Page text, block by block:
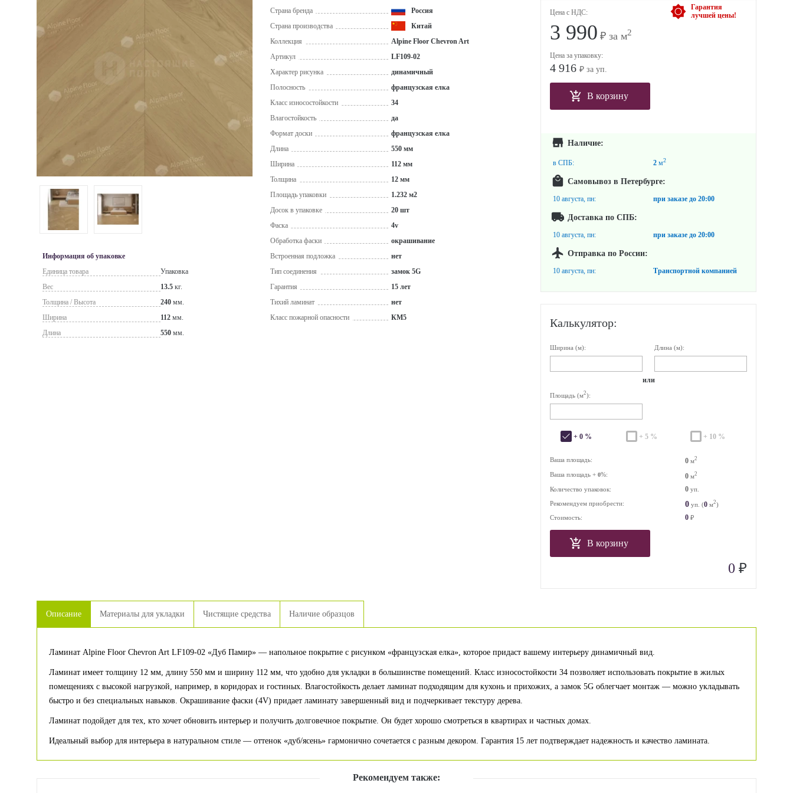
Информация об упаковке
Единица товара
Упаковка
Вес
13.5 кг.
Толщина / Высота
240 мм.
Ширина
112 мм.
Длина
550 мм.
Страна бренда
Россия
Страна производства
Китай
Коллекция
Alpine Floor Chevron Art
Артикул
LF109-02
Характер рисунка
динамичный
Полосность
французская елка
Класс износостойкости
34
Влагостойкость
да
Формат доски
французская eлка
Длина
550 мм
Ширина
112 мм
Толщина
12 мм
Площадь упаковки
1.232 м2
Досок в упаковке
20 шт
Фаска
4v
Обработка фаски
окрашивание
Встроенная подложка
нет
Тип соединения
замок 5G
Гарантия
15 лет
Тихий ламинат
нет
Класс пожарной опасности
КМ5
Гарантия
лучшей цены!
Цена с НДС:
3 990 ₽ за м2
Цена за упаковку:
4 916 ₽ за уп.
В корзину
Наличие:
в СПБ: 2 м2
Самовывоз в Петербурге:
10 августа, пн: при заказе до 20:00
Доставка по СПБ:
10 августа, пн: при заказе до 20:00
Отправка по России:
10 августа, пн: Транспортной компанией
Калькулятор:
Ширина (м): Длина (м):
или
Площадь (м2):
+ 0 % + 5 % + 10 %
Ваша площадь: 0 м2
Ваша площадь + 0%: 0 м2
Количество упаковок: 0 уп.
Рекомендуем приобрести:
0 уп. (0 м2)
Стоимость:
0 ₽
В корзину
0 ₽
Описание Материалы для укладки Чистящие средства Наличие образцов
Ламинат Alpine Floor Chevron Art LF109-02 «Дуб Памир» — напольное покрытие с рисунком «французская елка», которое придаст вашему интерьеру динамичный вид.
Ламинат имеет толщину 12 мм, длину 550 мм и ширину 112 мм, что удобно для укладки в большинстве помещений. Класс износостойкости 34 позволяет использовать покрытие в жилых
помещениях с высокой нагрузкой, например, в коридорах и гостиных. Влагостойкость делает ламинат подходящим для кухонь и прихожих, а замок 5G облегчает монтаж — можно укладывать
быстро и без специальных навыков. Окрашивание фаски (4V) придает ламинату завершенный вид и подчеркивает текстуру дерева.
Ламинат подойдет для тех, кто хочет обновить интерьер и получить долговечное покрытие. Он будет хорошо смотреться в квартирах и частных домах.
Идеальный выбор для интерьера в натуральном стиле — оттенок «дуб/ясень» гармонично сочетается с разным декором. Гарантия 15 лет подтверждает надежность и качество ламината.
Рекомендуем также: